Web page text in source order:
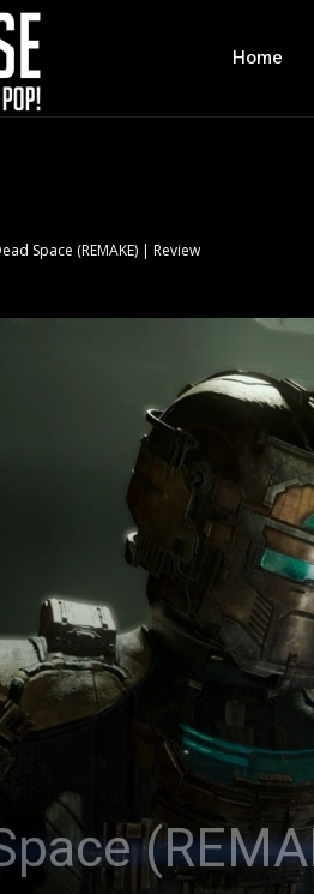
Home
Space (REMAKE) | Review